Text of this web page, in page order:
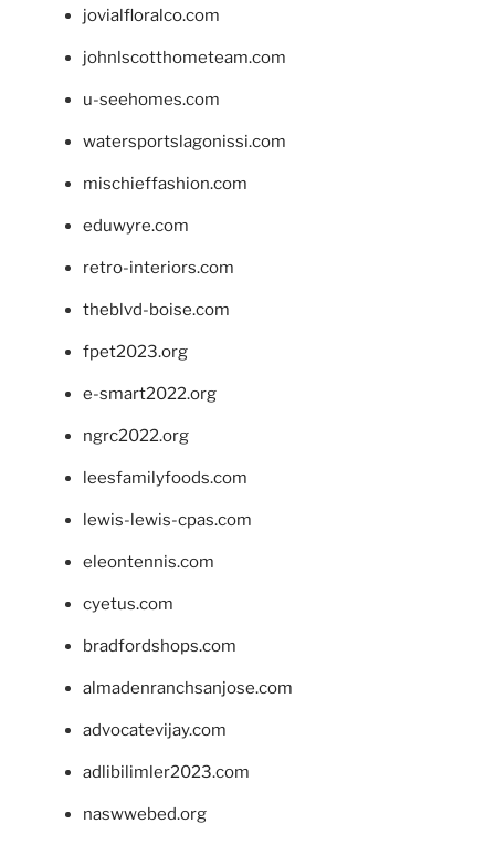
jovialfloralco.com
johnlscotthometeam.com
u-seehomes.com
watersportslagonissi.com
mischieffashion.com
eduwyre.com
retro-interiors.com
theblvd-boise.com
fpet2023.org
e-smart2022.org
ngrc2022.org
leesfamilyfoods.com
lewis-lewis-cpas.com
eleontennis.com
cyetus.com
bradfordshops.com
almadenranchsanjose.com
advocatevijay.com
adlibilimler2023.com
naswwebed.org